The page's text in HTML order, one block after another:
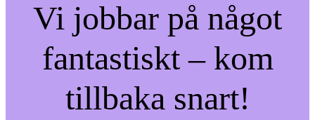
Vi jobbar på något
fantastiskt – kom
tillbaka snart!